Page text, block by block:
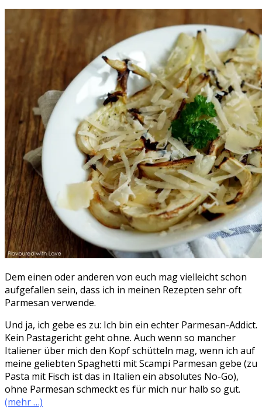
Dem einen oder anderen von euch mag vielleicht schon
aufgefallen sein, dass ich in meinen Rezepten sehr oft
Parmesan verwende.
Und ja, ich gebe es zu: Ich bin ein echter Parmesan-Addict.
Kein Pastagericht geht ohne. Auch wenn so mancher
Italiener über mich den Kopf schütteln mag, wenn ich auf
meine geliebten Spaghetti mit Scampi Parmesan gebe (zu
Pasta mit Fisch ist das in Italien ein absolutes No-Go),
ohne Parmesan schmeckt es für mich nur halb so gut.
(mehr …)